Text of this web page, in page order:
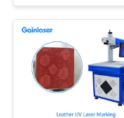
DI
QUALITÀ
CONTATTICI